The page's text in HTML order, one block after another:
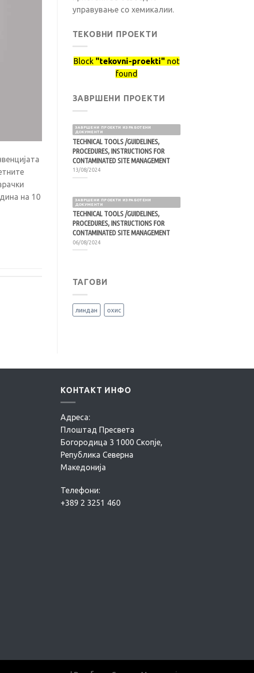
на 10
управување со хемикалии.
ТЕКОВНИ ПРОЕКТИ
Block "tekovni-proekti" not
found
ЗАВРШЕНИ ПРОЕКТИ
ЗАВРШЕНИ ПРОЕКТИ ИЗРАБОТЕНИ
ДОКУМЕНТИ
TECHNICAL TOOLS /GUIDELINES,
PROCEDURES, INSTRUCTIONS FOR
CONTAMINATED SITE MANAGEMENT
13/08/2024
ЗАВРШЕНИ ПРОЕКТИ ИЗРАБОТЕНИ
ДОКУМЕНТИ
TECHNICAL TOOLS /GUIDELINES,
PROCEDURES, INSTRUCTIONS FOR
CONTAMINATED SITE MANAGEMENT
06/08/2024
ТАГОВИ
линдан охис
КОНТАКТ ИНФО
Адреса:
Плоштад Пресвета
Богородица 3 1000 Скопје,
Република Северна
Македонија
Телефони:
+389 2 3251 460